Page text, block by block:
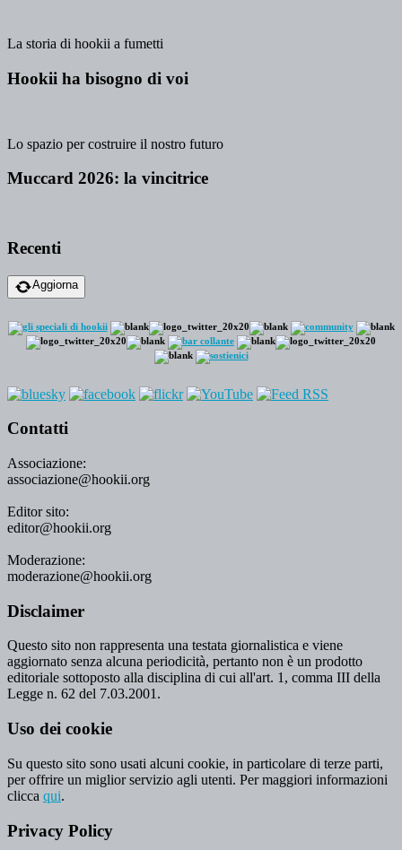
La storia di hookii a fumetti
Hookii ha bisogno di voi
Lo spazio per costruire il nostro futuro
Muccard 2026: la vincitrice
Recenti
Aggiorna
Contatti
Associazione:
associazione@hookii.org
Editor sito:
editor@hookii.org
Moderazione:
moderazione@hookii.org
Disclaimer
Questo sito non rappresenta una testata giornalistica e viene
aggiornato senza alcuna periodicità, pertanto non è un prodotto
editoriale sottoposto alla disciplina di cui all'art. 1, comma III della
Legge n. 62 del 7.03.2001.
Uso dei cookie
Su questo sito sono usati alcuni cookie, in particolare di terze parti,
per offrire un miglior servizio agli utenti. Per maggiori informazioni
clicca qui.
Privacy Policy